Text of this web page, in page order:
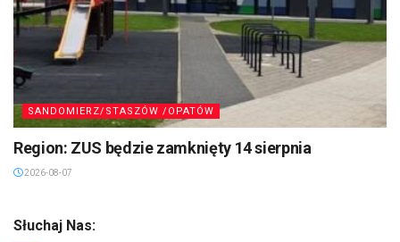
SANDOMIERZ/STASZÓW /OPATÓW
Region: ZUS będzie zamknięty 14 sierpnia
2026-08-07
Słuchaj Nas: